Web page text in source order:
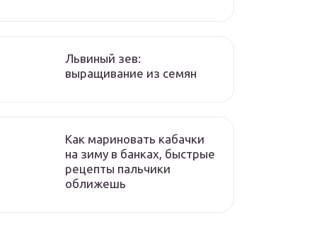
Львиный зев:
выращивание из семян
Как мариновать кабачки
на зиму в банках, быстрые
рецепты пальчики
оближешь